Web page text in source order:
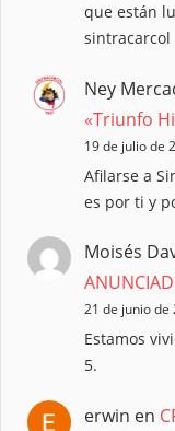
que están
Ney
«Triunfo
19 de julio de
Afilarse a
es por ti y
Moisés
21 de junio de
Estamos
5.
erwin en